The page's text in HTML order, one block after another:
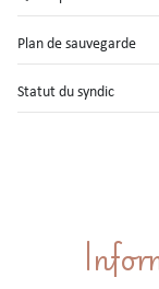
Plan de sauvegarde
Statut du syndic